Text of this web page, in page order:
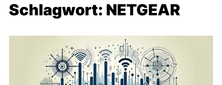
Schlagwort: NETGEAR